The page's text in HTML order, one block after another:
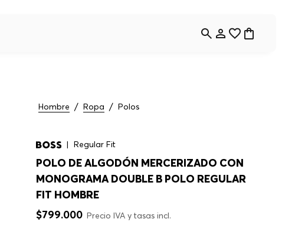
Hombre Ropa Polos
Regular Fit
POLO DE ALGODÓN MERCERIZADO CON
MONOGRAMA DOUBLE B POLO REGULAR
FIT HOMBRE
$799.000 Precio IVA y tasas incl.